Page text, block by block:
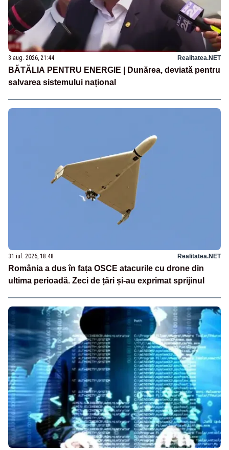
3 aug. 2026, 21:44 Realitatea.NET
BĂTĂLIA PENTRU ENERGIE | Dunărea, deviată pentru
salvarea sistemului național
31 iul. 2026, 18:48 Realitatea.NET
România a dus în fața OSCE atacurile cu drone din
ultima perioadă. Zeci de țări și-au exprimat sprijinul